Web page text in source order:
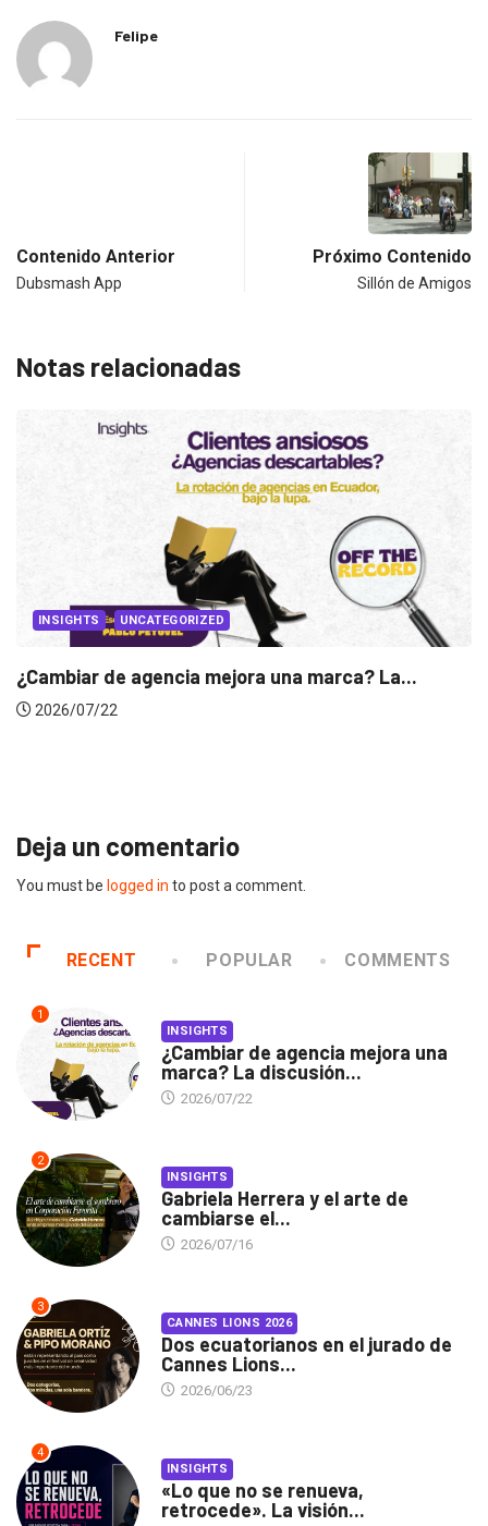
Felipe
Contenido Anterior
Dubsmash App
Próximo Contenido
Sillón de Amigos
Notas relacionadas
INSIGHTS UNCATEGORIZED
¿Cambiar de agencia mejora una marca? La...
2026/07/22
Deja un comentario
You must be logged in to post a comment.
RECENT POPULAR COMMENTS
1
INSIGHTS
¿Cambiar de agencia mejora una
marca? La discusión...
2026/07/22
2
INSIGHTS
Gabriela Herrera y el arte de
cambiarse el...
2026/07/16
3
CANNES LIONS 2026
Dos ecuatorianos en el jurado de
Cannes Lions...
2026/06/23
4
INSIGHTS
«Lo que no se renueva,
retrocede». La visión...